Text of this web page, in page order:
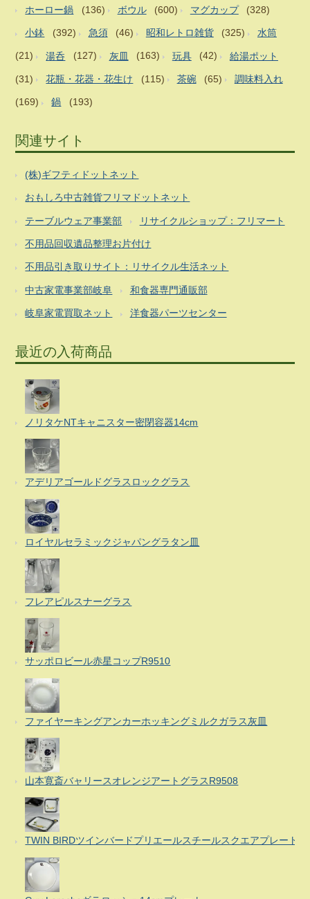
ホーロー鍋 (136) ボウル (600) マグカップ (328)
小鉢 (392) 急須 (46) 昭和レトロ雑貨 (325) 水筒
(21) 湯呑 (127) 灰皿 (163) 玩具 (42) 給湯ポット
(31) 花瓶・花器・花生け (115) 茶碗 (65) 調味料入れ
(169) 鍋 (193)
関連サイト
(株)ギフティドットネット
おもしろ中古雑貨フリマドットネット
テーブルウェア事業部 リサイクルショップ：フリマート
不用品回収遺品整理お片付け
不用品引き取りサイト：リサイクル生活ネット
中古家電事業部岐阜 和食器専門通販部
岐阜家電買取ネット 洋食器パーツセンター
最近の入荷商品
ノリタケNTキャニスター密閉容器14cm
アデリアゴールドグラスロックグラス
ロイヤルセラミックジャパングラタン皿
フレアピルスナーグラス
サッポロビール赤星コップR9510
ファイヤーキングアンカーホッキングミルクガラス灰皿
山本寛斎バャリースオレンジアートグラスR9508
TWIN BIRDツインバードプリエールスチールスクエアプレート